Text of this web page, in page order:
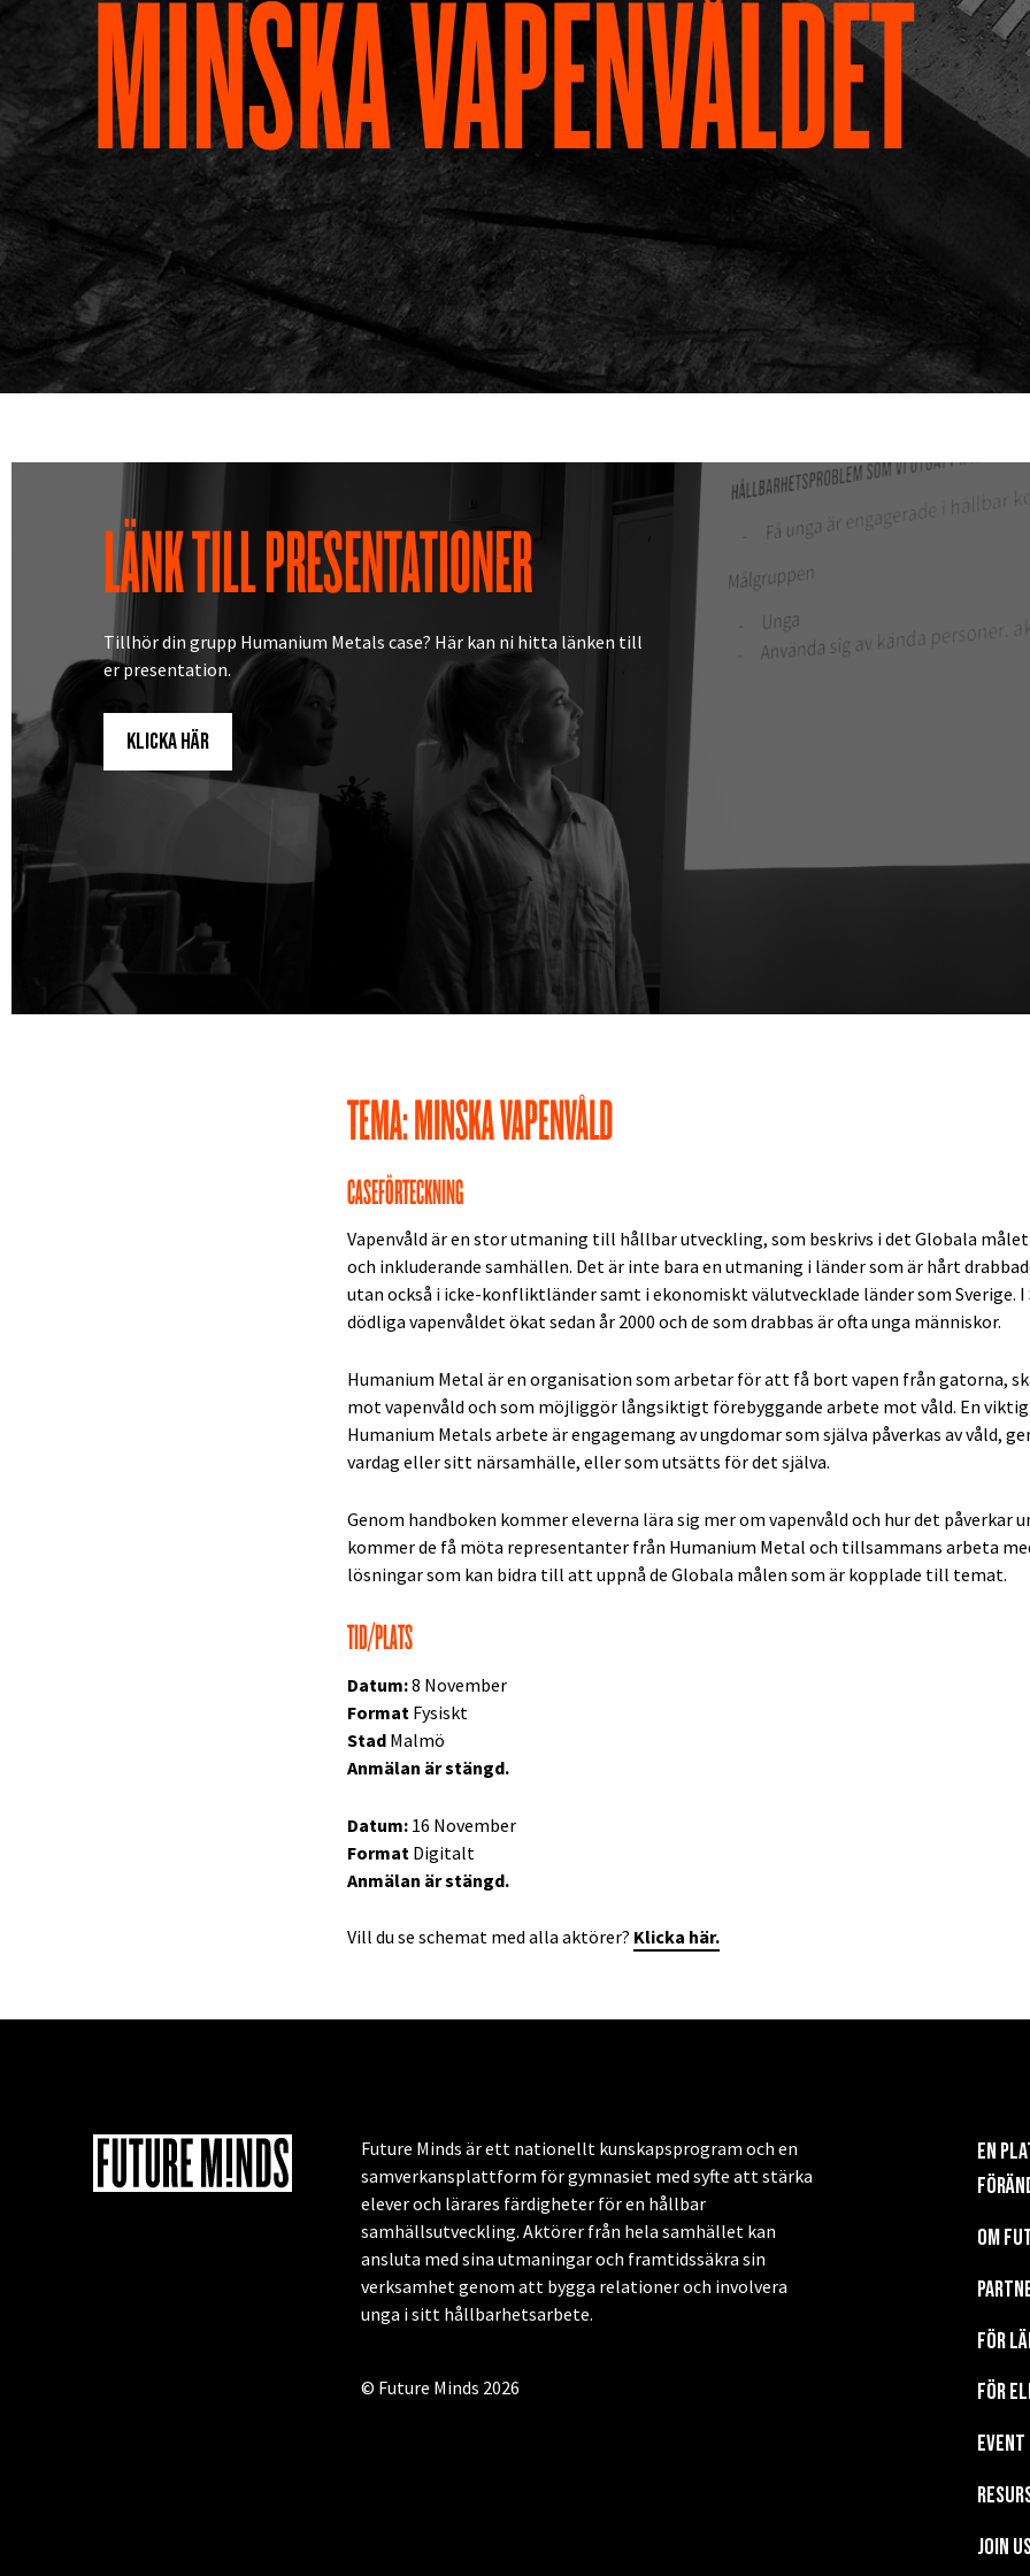
MINSKA VAPENVÅLDET
AKTUELLT
LÄNK TILL PRESENTATIONER
Tillhör din grupp Humanium Metals case? Här kan ni hitta länken till
er presentation.
Klicka här
TEMA: MINSKA VAPENVÅLD
CASEFÖRTECKNING
Vapenvåld är en stor utmaning till hållbar utveckling, som beskrivs i det Globala
och inkluderande samhällen. Det är inte bara en utmaning i länder som är hårt
utan också i icke-konfliktländer samt i ekonomiskt välutvecklade länder som Sverige. I
dödliga vapenvåldet ökat sedan år 2000 och de som drabbas är ofta unga människor.
Humanium Metal är en organisation som arbetar för att få bort vapen från gatorna,
mot vapenvåld och som möjliggör långsiktigt förebyggande arbete mot våld. En
Humanium Metals arbete är engagemang av ungdomar som själva påverkas av våld,
vardag eller sitt närsamhälle, eller som utsätts för det själva.
Genom handboken kommer eleverna lära sig mer om vapenvåld och hur det påverkar
kommer de få möta representanter från Humanium Metal och tillsammans arbeta
lösningar som kan bidra till att uppnå de Globala målen som är kopplade till temat.
TID/PLATS
Datum:8 November
Format Fysiskt
Stad Malmö
Anmälan är stängd.
Datum: 16 November
Format Digitalt
Anmälan är stängd.
Vill du se schemat med alla aktörer? Klicka här.
Future Minds är ett nationellt kunskapsprogram och en
samverkansplattform för gymnasiet med syfte att stärka
elever och lärares färdigheter för en hållbar
samhällsutveckling. Aktörer från hela samhället kan
ansluta med sina utmaningar och framtidssäkra sin
verksamhet genom att bygga relationer och involvera
unga i sitt hållbarhetsarbete.
© Future Minds 2026
En
Om
För
För
EVENT
Join